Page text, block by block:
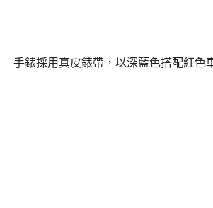
手錶採用真皮錶帶，以深藍色搭配紅色